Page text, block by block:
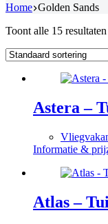
Home Golden Sands
Toont alle 15 resultaten
Astera –
Informatie &
Atlas –